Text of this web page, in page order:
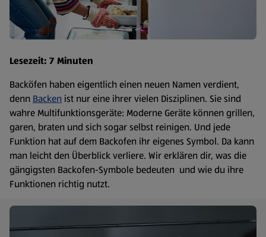
Lesezeit: 7 Minuten
Backöfen haben eigentlich einen neuen Namen verdient,
denn Backen ist nur eine ihrer vielen Disziplinen. Sie sind
wahre Multifunktionsgeräte: Moderne Geräte können grillen,
garen, braten und sich sogar selbst reinigen. Und jede
Funktion hat auf dem Backofen ihr eigenes Symbol. Da kann
man leicht den Überblick verliere. Wir erklären dir, was die
gängigsten Backofen-Symbole bedeuten und wie du ihre
Funktionen richtig nutzt.